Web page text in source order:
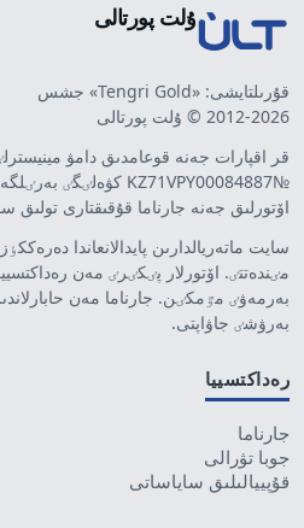
ۇلت پورتالى
قۇرىلتايشى: «Tengri Gold» جشس
2012-2026 © ۇلت پورتالى
قر اقپارات جەنە قوعامدىق دامۋ
№KZ71VPY00084887 كۋەلٸگٸ بەرٸلگەن.
اۆتورلىق جەنە جارناما قۇقىقتارى تولىق
سايت ماتەريالدارىن پايدالانعاندا
مٸندەتتٸ. اۆتورلار پٸكٸرٸ مەن
بەرمەۋٸ مٷمكٸن. جارناما مەن
بەرۋشٸ جاۋاپتى.
رەداكتسييا
جارناما
جوبا تۋرالى
قۇپييالىلىق ساياساتى